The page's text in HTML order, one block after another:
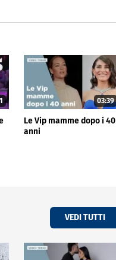
03:39
Le Vip mamme dopo i 40
anni
VEDI TUTTI